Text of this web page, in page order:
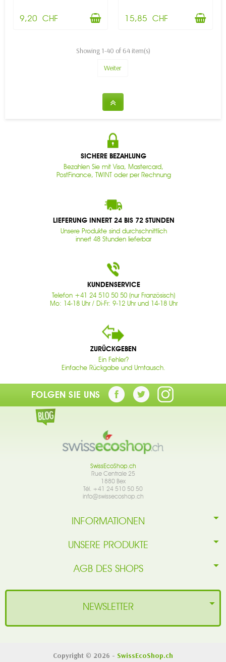
9,20 CHF 15,85 CHF
Showing 1-40 of 64 item(s)
Weiter
SICHERE BEZAHLUNG
Bezahlen Sie mit Visa, Mastercard,
PostFinance, TWINT oder per Rechnung
LIEFERUNG INNERT 24 BIS 72 STUNDEN
Unsere Produkte sind durchschnittlich
innert 48 Stunden lieferbar
KUNDENSERVICE
Telefon +41 24 510 50 50 (nur Französisch)
Mo: 14-18 Uhr / Di-Fr: 9-12 Uhr und 14-18 Uhr
ZURÜCKGEBEN
Ein Fehler?
Einfache Rückgabe und Umtausch.
FOLGEN SIE UNS
SwissEcoShop.ch
Rue Centrale 25
1880 Bex
Tél. +41 24 510 50 50
info@swissecoshop.ch
INFORMATIONEN
UNSERE PRODUKTE
AGB DES SHOPS
NEWSLETTER
Copyright © 2026 - SwissEcoShop.ch